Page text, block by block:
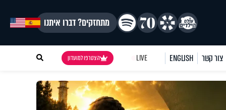
מתחזקים? דברו איתנו
צור קשר ENGLISH
LIVE הצטרפו למועדון